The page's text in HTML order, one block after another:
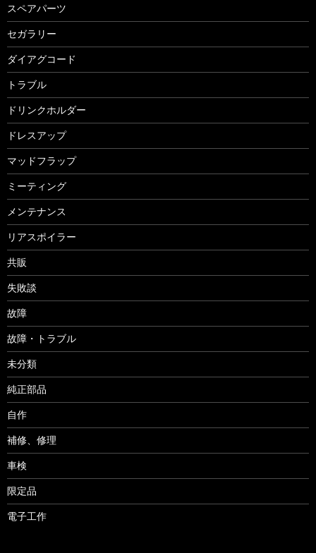
スペアパーツ
セガラリー
ダイアグコード
トラブル
ドリンクホルダー
ドレスアップ
マッドフラップ
ミーティング
メンテナンス
リアスポイラー
共販
失敗談
故障
故障・トラブル
未分類
純正部品
自作
補修、修理
車検
限定品
電子工作